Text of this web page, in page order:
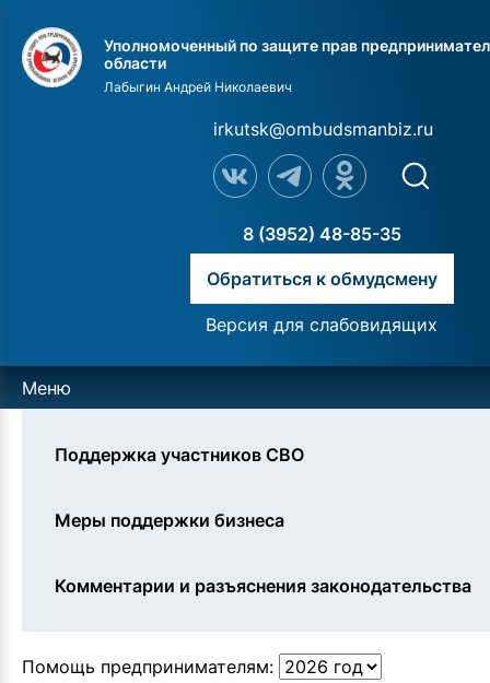
Уполномоченный по защите прав
области
Лабыгин Андрей Николаевич
irkutsk@ombudsmanbiz.ru
8 (3952) 48-85-35
Обратиться к обмудсмену
Версия для слабовидящих
Меню
Поддержка участников СВО
Меры поддержки бизнеса
Комментарии и разъяснения законодательства
Помощь предпринимателям: